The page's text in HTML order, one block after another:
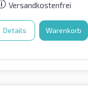
Versandkostenfrei
Details Warenkorb